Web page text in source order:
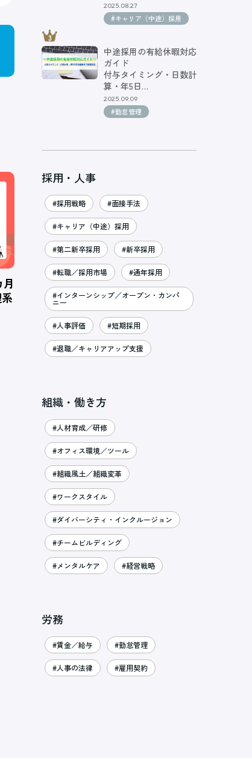
2025.08.27
#キャリア（中途）採用
中途採用の有給休暇対応
ガイド
付与タイミング・日数計
算・年5日…
2025.09.09
#勤怠管理
採用・人事
#採用戦略 #面接手法
#キャリア（中途）採用
#第二新卒採用 #新卒採用
#転職／採用市場 #通年採用
#インターンシップ／オープン・カンパ
ニー
#人事評価 #短期採用
#退職／キャリアアップ支援
組織・働き方
#人材育成／研修
#オフィス環境／ツール
#組織風土／組織変革
#ワークスタイル
#ダイバーシティ・インクルージョン
#チームビルディング
#メンタルケア #経営戦略
労務
#賃金／給与 #勤怠管理
#人事の法律 #雇用契約